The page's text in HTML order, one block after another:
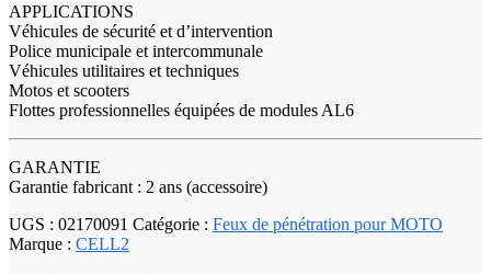
APPLICATIONS
Véhicules de sécurité et d’intervention
Police municipale et intercommunale
Véhicules utilitaires et techniques
Motos et scooters
Flottes professionnelles équipées de modules AL6
GARANTIE
Garantie fabricant : 2 ans (accessoire)
UGS : 02170091 Catégorie : Feux de pénétration pour MOTO
Marque : CELL2